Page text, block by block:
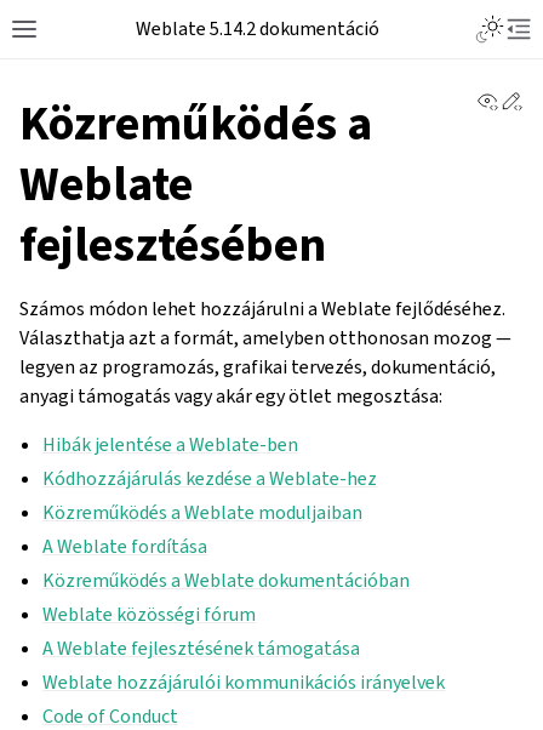
Weblate 5.14.2 dokumentáció
Közreműködés a
Weblate
fejlesztésében
Számos módon lehet hozzájárulni a Weblate fejlődéséhez.
Választhatja azt a formát, amelyben otthonosan mozog —
legyen az programozás, grafikai tervezés, dokumentáció,
anyagi támogatás vagy akár egy ötlet megosztása:
Hibák jelentése a Weblate-ben
Kódhozzájárulás kezdése a Weblate-hez
Közreműködés a Weblate moduljaiban
A Weblate fordítása
Közreműködés a Weblate dokumentációban
Weblate közösségi fórum
A Weblate fejlesztésének támogatása
Weblate hozzájárulói kommunikációs irányelvek
Code of Conduct